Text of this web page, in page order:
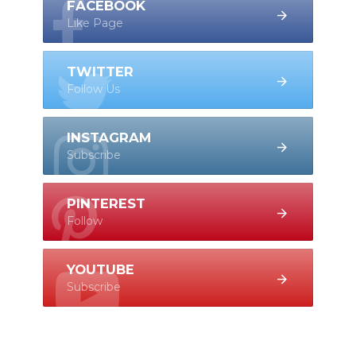
FACEBOOK
Like Page
TWITTER
Follow Us
INSTAGRAM
Subscribe
PINTEREST
Follow
YOUTUBE
Subscribe